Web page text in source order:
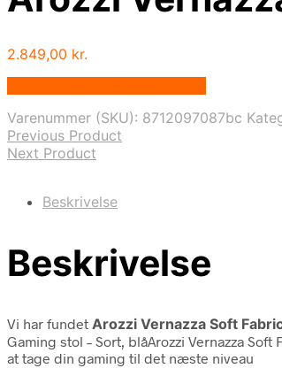
2.849,00 kr.
Varenummer (SKU): 8712097087bc
Previous Product
Next Product
Beskrivelse
Beskrivelse
Vi har fundet Arozzi Vernazza Soft
Gaming stol – Sort, blåArozzi Vernazza
at tage din gaming til det næste niveau